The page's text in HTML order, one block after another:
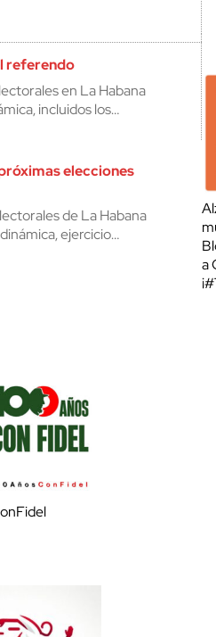
referendo
en La Habana
incluidos los…
elecciones
de La Habana
ejercicio…
a